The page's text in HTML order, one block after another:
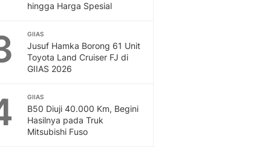
hingga Harga Spesial
GIIAS
Jusuf Hamka Borong 61 Unit
Toyota Land Cruiser FJ di
GIIAS 2026
GIIAS
B50 Diuji 40.000 Km, Begini
Hasilnya pada Truk
Mitsubishi Fuso